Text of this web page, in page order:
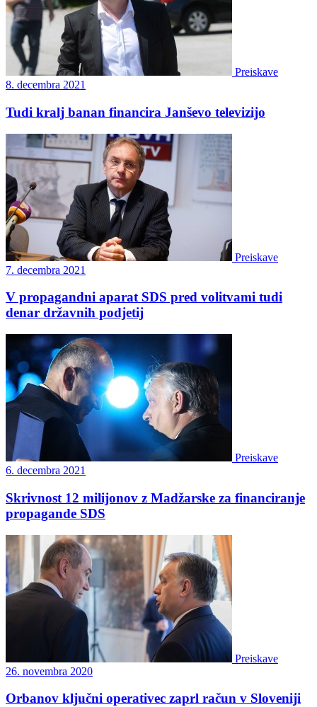
Preiskave
8. decembra 2021
Tudi kralj banan financira Janševo televizijo
Preiskave
7. decembra 2021
V propagandni aparat SDS pred volitvami tudi
denar državnih podjetij
Preiskave
6. decembra 2021
Skrivnost 12 milijonov z Madžarske za financiranje
propagande SDS
Preiskave
26. novembra 2020
Orbanov ključni operativec zaprl račun v Sloveniji